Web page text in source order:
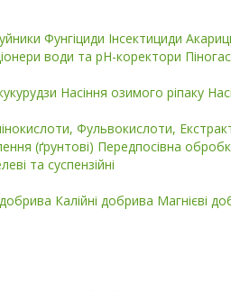
Фунгіциди Інсектициди
води та pH-коректори
Насіння озимого ріпаку
Фульвокислоти,
(ґрунтові) Передпосівна
та суспензійні
Калійні добрива Магнієві